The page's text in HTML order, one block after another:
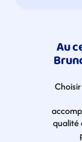
Au
qualité